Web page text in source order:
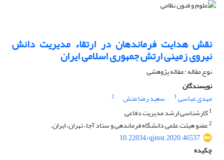
نقش هدایت فرماندهان در ارتقاء مدیریت دانش
نیروی زمینی ارتش جمهوری اسلامی ایران
نوع مقاله : مقاله پژوهشی
نویسندگان
مهدی عباسی1 سعید رضا متش
2
1کارشناسی ارشد مدیریت دفاعی
2عضو هیئت علمی دانشگاه فرماندهی و ستاد آجا، تهران، ایران.
10.22034/qjmst.2020.46537
چکیده